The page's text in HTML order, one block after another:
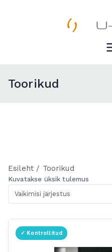
Toorikud
Esileht / Toorikud
Kuvatakse üksik tulemus